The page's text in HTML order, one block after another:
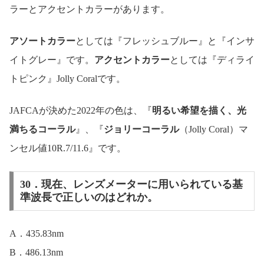
ラーとアクセントカラーがあります。
アソートカラーとしては『フレッシュブルー』と『インサ
イトグレー』です。 アクセントカラーとしては『ディライ
トピンク』Jolly Coralです。
JAFCAが決めた2022年の色は、『明るい希望を描く、光
満ちるコーラル』、『ジョリーコーラル（Jolly Coral）マ
ンセル値10R.7/11.6』です。
30．現在、レンズメーターに用いられている基
準波長で正しいのはどれか。
A．435.83nm
B．486.13nm